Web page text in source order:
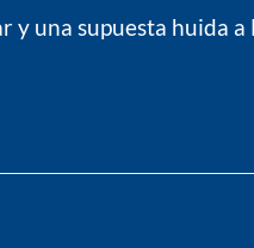
una supuesta huida